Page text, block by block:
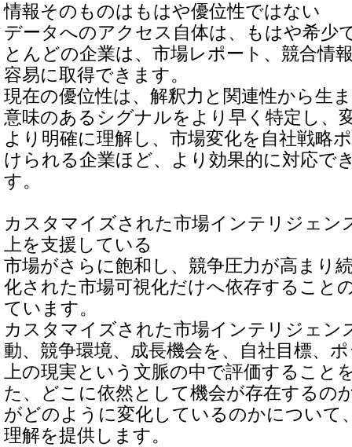
情報そのものはもはや優位性ではない
データへのアクセス自体は、もはや希少
とんどの企業は、市場レポート、競合情
容易に取得できます。
現在の優位性は、解釈力と関連性から生
意味のあるシグナルをより早く特定し、
より明確に理解し、市場変化を自社戦略
けられる企業ほど、より効果的に対応で
す。
カスタマイズされた市場インテリジェン
上を支援している
市場がさらに飽和し、競争圧力が高まり
化された市場可視化だけへ依存すること
ています。
カスタマイズされた市場インテリジェン
動、競争環境、成長機会を、自社目標、
上の現実という文脈の中で評価すること
た、どこに依然として機会が存在するの
がどのように変化しているのかについて
理解を提供します。